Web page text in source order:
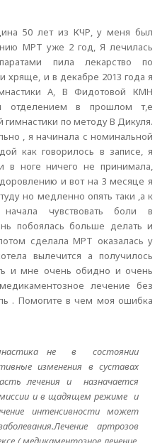
50 лет из КЧР, у меня был
МРТ уже 2 год, Я лечилась
пила лекарство по
хряще, и в декабре 2013 года я
А, В Фидотовой КМН
отделением в прошлом т,е
по методу В Дикуля.
, я начинала с номинальной
как говорилось в записе, я
в ноге ничего не принимала,
и вот на 3 месяце я
но медленно опять таки ,а к
чувствовать боли в
побоялась больше делать и
сделала МРТ оказалась у
вылечится а получилось
и мне очень обидно и очень
лечение без
. Помогите в чем моя ошибка
не в состоянии
изменения в суставах
лечения и назначается
и в щадящем режиме и
интенсивности может
артрозов